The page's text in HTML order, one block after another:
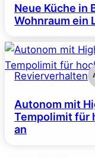
Neue Küche in
Wohnraum ein
Revierverhalten
Autonom mit
Tempolimit für
an